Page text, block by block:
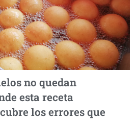
no quedan
esta receta
los errores que